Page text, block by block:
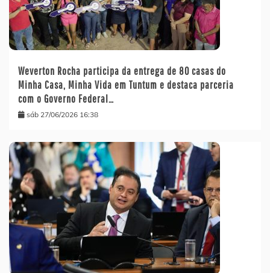
Weverton Rocha participa da entrega de 80 casas do
Minha Casa, Minha Vida em Tuntum e destaca parceria
com o Governo Federal…
sáb 27/06/2026 16:38